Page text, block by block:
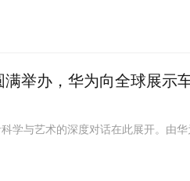
举办，华为向全球展示
学与艺术的深度对话在此展开。由华